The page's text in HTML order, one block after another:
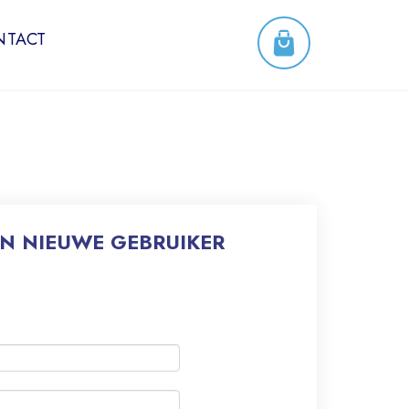
NIEUWE GEBRUIKER